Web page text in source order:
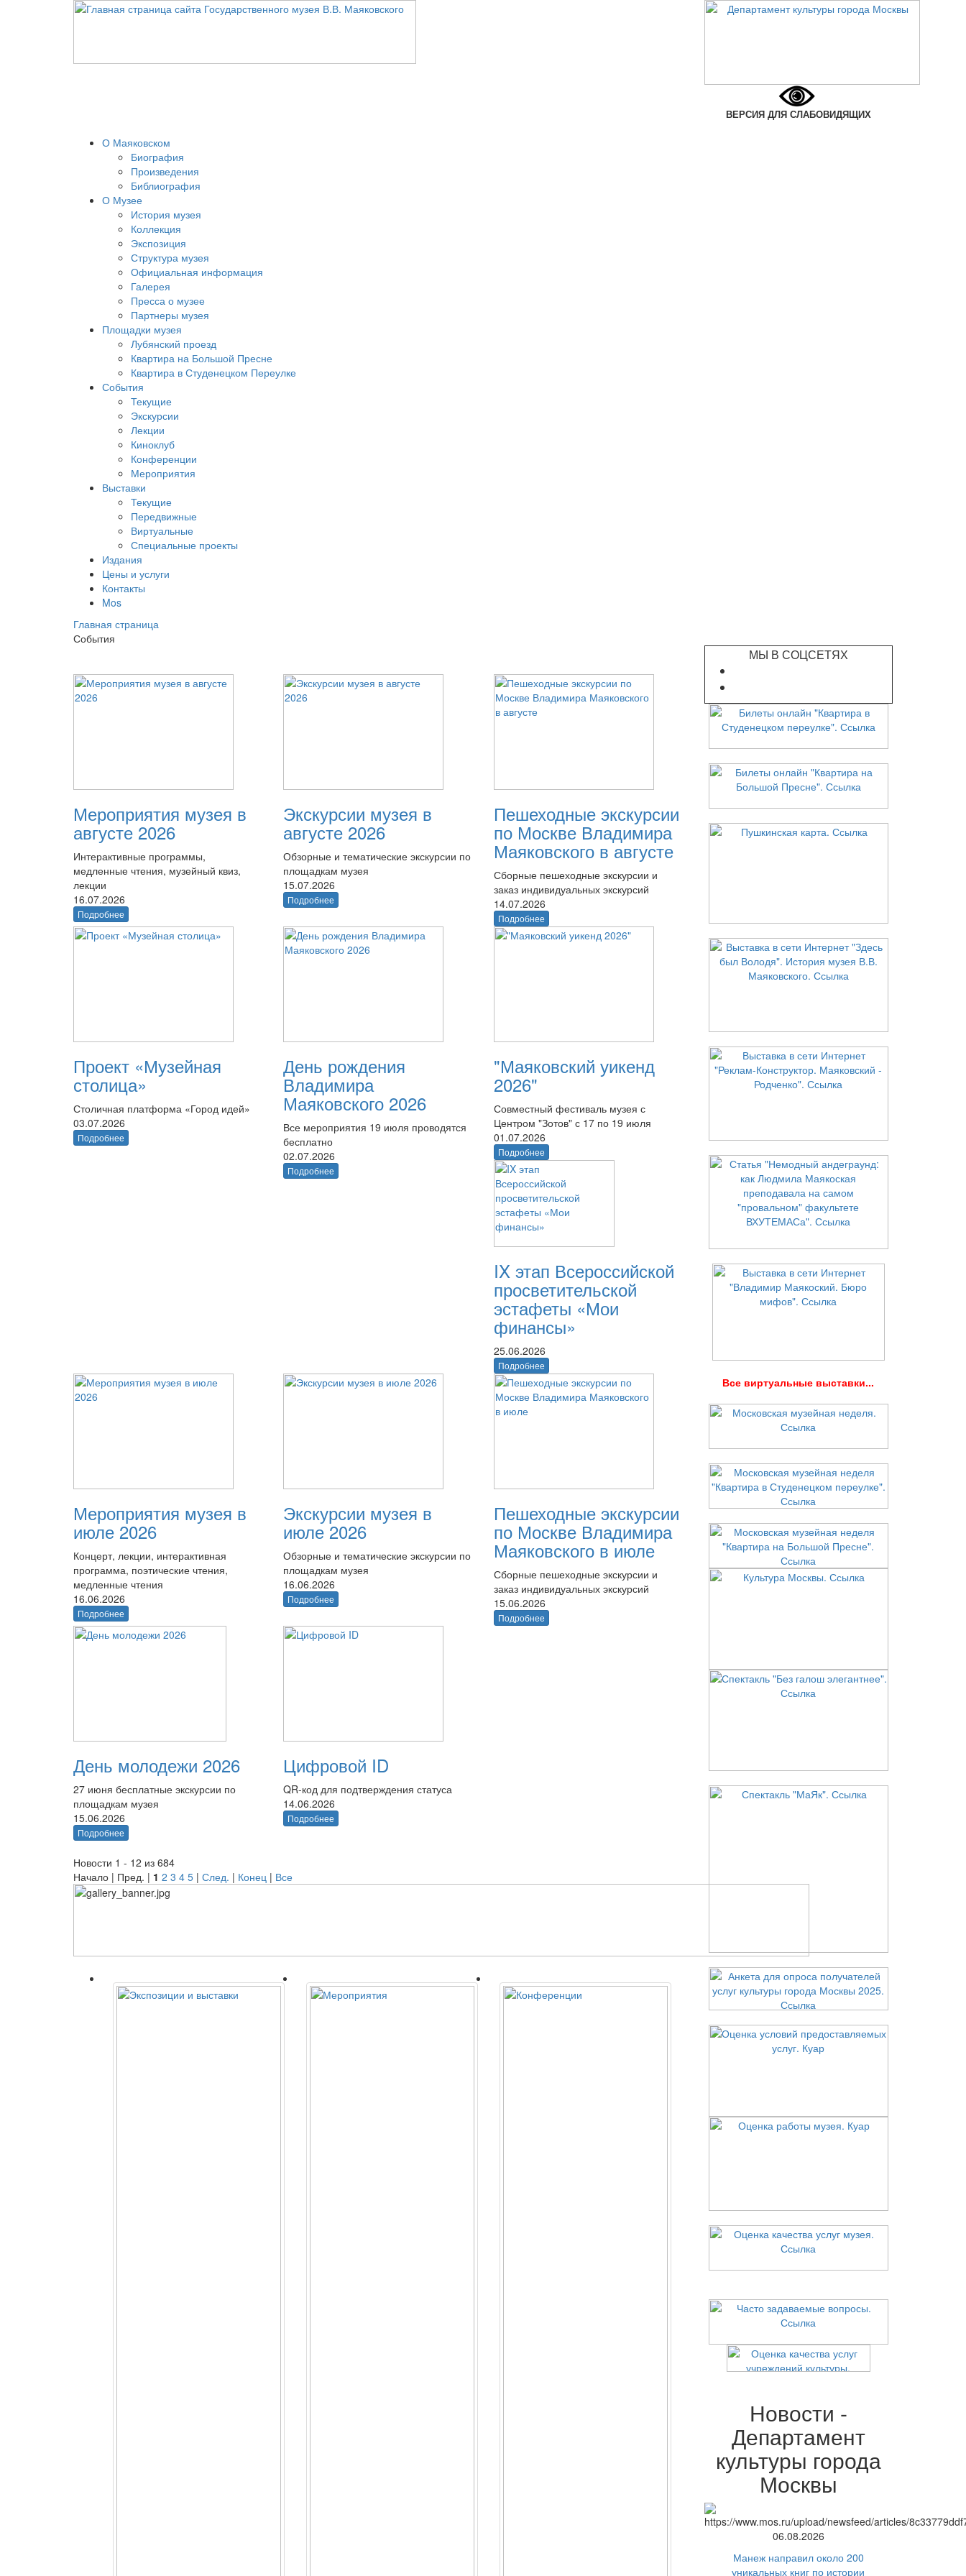
ВЕРСИЯ ДЛЯ СЛАБОВИДЯЩИХ
О Маяковском
Биография
Произведения
Библиография
О Музее
История музея
Коллекция
Экспозиция
Структура музея
Официальная информация
Галерея
Пресса о музее
Партнеры музея
Площадки музея
Лубянский проезд
Квартира на Большой Пресне
Квартира в Студенецком Переулке
События
Текущие
Экскурсии
Лекции
Киноклуб
Конференции
Мероприятия
Выставки
Текущие
Передвижные
Виртуальные
Специальные проекты
Издания
Цены и услуги
Контакты
Mos
Главная страница
События
Мероприятия музея в
августе 2026
Интерактивные программы,
медленные чтения, музейный квиз,
лекции
16.07.2026
Подробнее
Экскурсии музея в
августе 2026
Обзорные и тематические экскурсии по
площадкам музея
15.07.2026
Подробнее
Пешеходные экскурсии
по Москве Владимира
Маяковского в августе
Сборные пешеходные экскурсии и
заказ индивидуальных экскурсий
14.07.2026
Подробнее
Проект «Музейная
столица»
Столичная платформа «Город идей»
03.07.2026
Подробнее
День рождения
Владимира
Маяковского 2026
Все мероприятия 19 июля проводятся
бесплатно
02.07.2026
Подробнее
"Маяковский уикенд
2026"
Совместный фестиваль музея с
Центром "Зотов" с 17 по 19 июля
01.07.2026
Подробнее
IX этап Всероссийской
просветительской
эстафеты «Мои
финансы»
25.06.2026
Подробнее
Мероприятия музея в
июле 2026
Концерт, лекции, интерактивная
программа, поэтические чтения,
медленные чтения
16.06.2026
Подробнее
Экскурсии музея в
июле 2026
Обзорные и тематические экскурсии по
площадкам музея
16.06.2026
Подробнее
Пешеходные экскурсии
по Москве Владимира
Маяковского в июле
Сборные пешеходные экскурсии и
заказ индивидуальных экскурсий
15.06.2026
Подробнее
День молодежи 2026
27 июня бесплатные экскурсии по
площадкам музея
15.06.2026
Подробнее
Цифровой ID
QR-код для подтверждения статуса
14.06.2026
Подробнее
Новости 1 - 12 из 684
Начало | Пред. | 1 2 3 4 5 | След. | Конец | Все
МЫ В СОЦСЕТЯХ
Все виртуальные выставки...
Новости -
Департамент
культуры города
Москвы
06.08.2026
Манеж направил около 200
уникальных книг по истории